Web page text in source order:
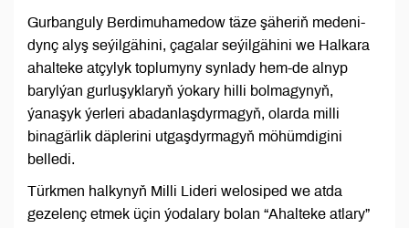
Gurbanguly Berdimuhamedow täze şäheriň medeni-
dynç alyş seýilgähini, çagalar seýilgähini we Halkara
ahalteke atçylyk toplumyny synlady hem-de alnyp
barylýan gurluşyklaryň ýokary hilli bolmagynyň,
ýanaşyk ýerleri abadanlaşdyrmagyň, olarda milli
binagärlik däplerini utgaşdyrmagyň möhümdigini
belledi.
Türkmen halkynyň Milli Lideri welosiped we atda
gezelenç etmek üçin ýodalary bolan “Ahalteke atlary”